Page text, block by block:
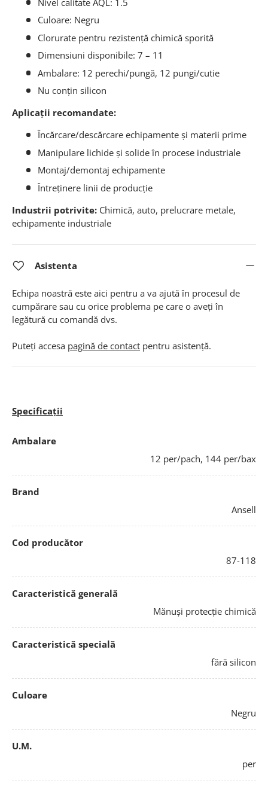
Culoare: Negru
Clorurate pentru rezistență chimică sporită
Dimensiuni disponibile: 7 – 11
Ambalare: 12 perechi/pungă, 12 pungi/cutie
Nu conțin silicon
Aplicații recomandate:
Încărcare/descărcare echipamente și materii prime
Manipulare lichide și solide în procese industriale
Montaj/demontaj echipamente
Întreținere linii de producție
Industrii potrivite: Chimică, auto, prelucrare metale,
echipamente industriale
Asistenta
Echipa noastră este aici pentru a va ajută în procesul de
cumpărare sau cu orice problema pe care o aveți în
legătură cu comandă dvs.
Puteți accesa pagină de contact pentru asistență.
Specificații
Ambalare
12 per/pach, 144 per/bax
Brand
Ansell
Cod producător
87-118
Caracteristică generală
Mănuși protecție chimică
Caracteristică specială
fără silicon
Culoare
Negru
U.M.
per